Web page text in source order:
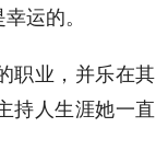
运的。
职业，并乐在其
持人生涯她一直